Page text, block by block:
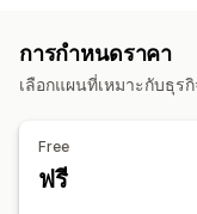
อีเมลการชำระเงิน
เมื่อ
เรียกดูรายการที่ละทิ้ง
คำแนะนำสินค้า
แบบสำรวจ
ข้อความที่ปรับให้เหมาะ
เทมเพลต เมตริกคอนเ
การทำขั้นตอนการทำงา
การกำหนดราคา
เลือกแผนที่เหมาะกับธุร
Free
ฟรี